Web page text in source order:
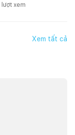
lượt xem
Xem tất cả